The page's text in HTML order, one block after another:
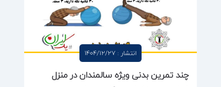
انتشار : 1404/12/27
چند تمرین بدنی ویژه سالمندان در منزل